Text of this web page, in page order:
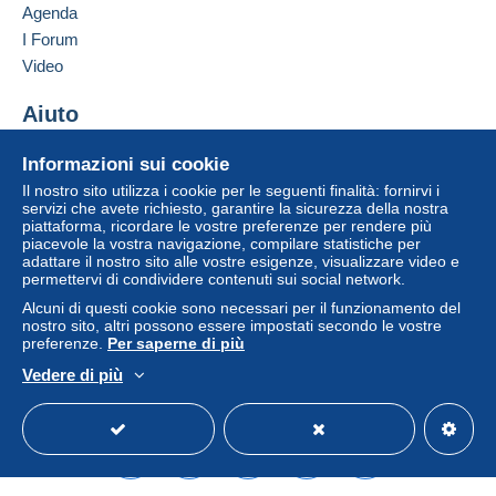
Un pagamento non effettuato tramite
pagamento integrato nel sito
dell'acquirente.
clausole relative al pagamento, queste sono da
considerarsi nulle e non dovute. Le condizioni di
pagamento del sito Delcampe, definite nelle
condizioni d'uso, sono le uniche applicabili.
Gli acquisti devono essere pagati entro14 giorni
venditore.
1,63 normalisé - Europa
: € 3,29
NON PRIOR 0 g- 100 g niet genormaliseerd -België: €
Informazioni sui cookie
Il nostro sito utilizza i cookie per le seguenti finalità: fornirvi i
servizi che avete richiesto, garantire la sicurezza della nostra
piattaforma, ricordare le vostre preferenze per rendere più
piacevole la vostra navigazione, compilare statistiche per
adattare il nostro sito alle vostre esigenze, visualizzare video e
permettervi di condividere contenuti sui social network.
Alcuni di questi cookie sono necessari per il funzionamento del
nostro sito, altri possono essere impostati secondo le vostre
preferenze. Per saperne di più
Vedere di più
Agenda
I Forum
Video
Aiuto
Acquistare su Delcampe
Vendere su Delcampe
Un sito sicuro